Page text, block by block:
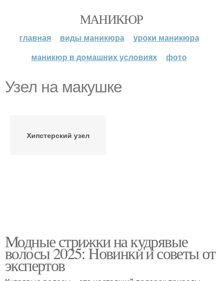
МАНИКЮР
главная виды маникюра
уроки маникюра
маникюр в домашних условиях
фото
Узел на макушке
Хипстерский узел
Модные стрижки на кудрявые
волосы 2025: Новинки и советы от
экспертов